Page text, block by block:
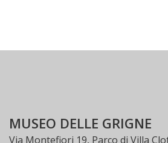
MUSEO DELLE GRIGNE
Via Montefiori 19, Parco di Villa